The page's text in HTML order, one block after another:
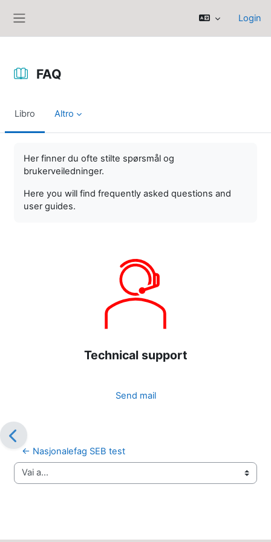
Login
FAQ
Libro Altro
Her finner du ofte stilte spørsmål og
brukerveiledninger.
Here you will find frequently asked questions and
user guides.
Technical support
Send mail
← Nasjonalefag SEB test
Vai a...